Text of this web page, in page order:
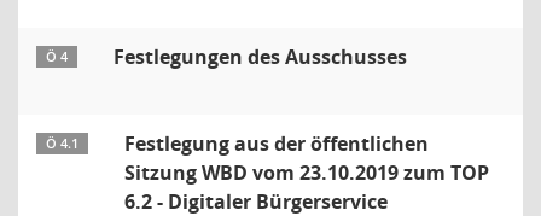
Ö 4 Festlegungen des Ausschusses
Ö 4.1
Festlegung aus der öffentlichen
Sitzung WBD vom 23.10.2019 zum TOP
6.2 - Digitaler Bürgerservice